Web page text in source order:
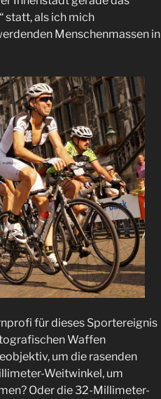
“ statt, als ich mich
Menschenmassen in
für dieses Sportereignis
Waffen
um die rasenden
Weitwinkel, um
Oder die 32-Millimeter-